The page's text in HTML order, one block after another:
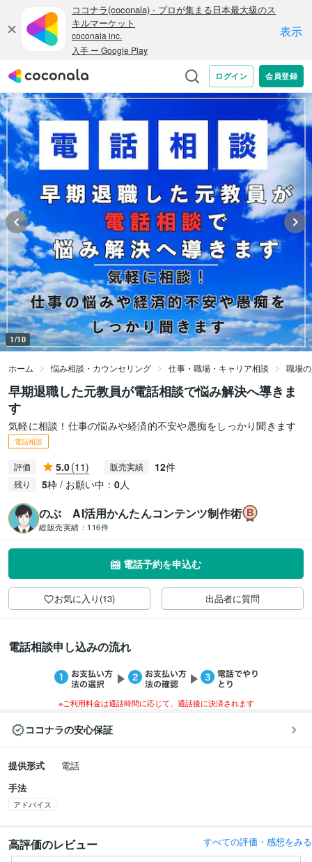
1/10
ホーム 悩み相談・カウンセリング 仕事・職場・キャリア相談 職場
早期退職した元教員が電話相談で悩み解決へ導きま
す
気軽に相談！仕事の悩みや経済的不安や愚痴をしっかり聞きます
電話相談
評価 5.0(11) 販売実績 12件
残り 5枠 / お願い中： 0人
のぶ AI活用かんたんコンテンツ制作術
総販売実績： 116件
電話予約を申込む
お気に入り(13) 出品者に質問
電話相談申し込みの流れ
※ご利用料金は通話時間に応じて、通話後に決済されます
ココナラの安心保証
提供形式
電話
手法
アドバイス
高評価のレビュー すべての評価・感想をみる